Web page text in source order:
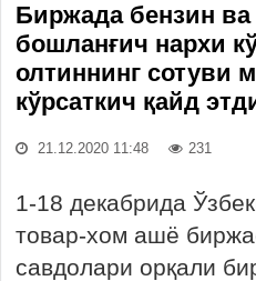
Биржада бензин ва
бошланғич нархи
олтиннинг сотуви
кўрсаткич қайд
21.12.2020 11:48 231
1-18 декабрида
товар-хом ашё
савдолари орқали